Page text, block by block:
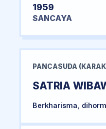
1959
SANCAYA
PANCASUDA
SATRIA
Berkharisma,